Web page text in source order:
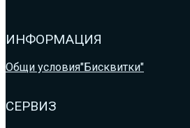
ИНФОРМАЦИЯ
Общи условия"Бисквитки"
СЕРВИЗ